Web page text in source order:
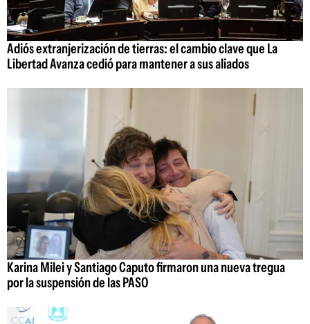
Adiós extranjerización de tierras: el cambio clave que La
Libertad Avanza cedió para mantener a sus aliados
Karina Milei y Santiago Caputo firmaron una nueva tregua
por la suspensión de las PASO